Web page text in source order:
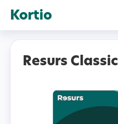
Kortio
Resurs Classic